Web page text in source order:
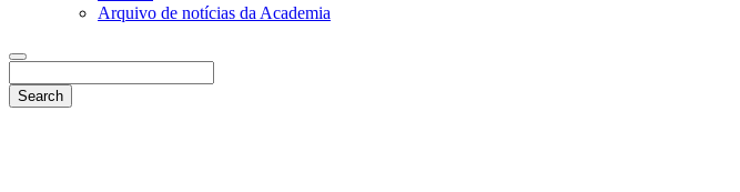
Arquivo de notícias da Academia